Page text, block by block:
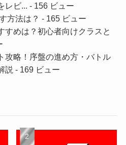
レビ... - 156 ビュー
方法は？ - 165 ビュー
すめは？初心者向けクラスと
攻略！序盤の進め方・バトル
説 - 169 ビュー